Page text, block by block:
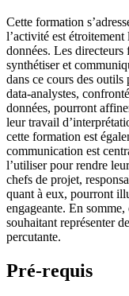
Cette formation
l’activité est étroitement
données. Les
synthétiser et
dans ce cours des
data-analystes,
données, pourront
leur travail
cette formation est
communication est
l’utiliser pour rendre
chefs de projet,
quant à eux, pourront
engageante. En
souhaitant représenter
percutante.
Pré-requis